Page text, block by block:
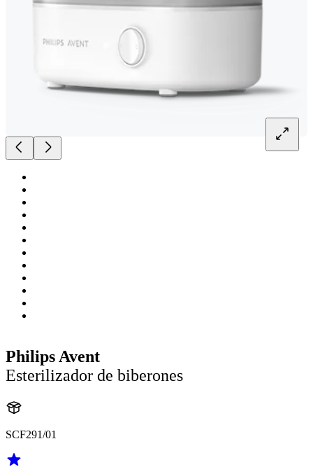
Philips Avent
Esterilizador de biberones
SCF291/01